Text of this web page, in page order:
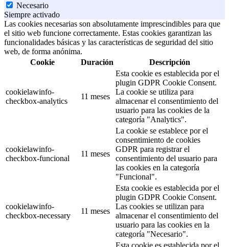
Necesario
Siempre activado
Las cookies necesarias son absolutamente imprescindibles para que
el sitio web funcione correctamente. Estas cookies garantizan las
funcionalidades básicas y las características de seguridad del sitio
web, de forma anónima.
Cookie
Duración Descripción
cookielawinfo-
checkbox-analytics
11 meses
Esta cookie es establecida por el
plugin GDPR Cookie Consent.
La cookie se utiliza para
almacenar el consentimiento del
usuario para las cookies de la
categoría "Analytics".
cookielawinfo-
checkbox-funcional
11 meses
La cookie se establece por el
consentimiento de cookies
GDPR para registrar el
consentimiento del usuario para
las cookies en la categoría
"Funcional".
cookielawinfo-
checkbox-necessary
11 meses
Esta cookie es establecida por el
plugin GDPR Cookie Consent.
Las cookies se utilizan para
almacenar el consentimiento del
usuario para las cookies en la
categoría "Necesario".
Esta cookie es establecida por el